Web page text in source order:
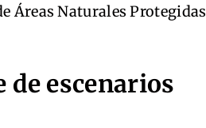
Áreas Naturales Protegidas
escenarios